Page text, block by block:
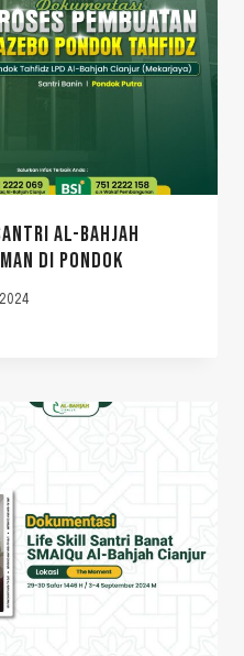
AL-BAHJAH
DI PONDOK